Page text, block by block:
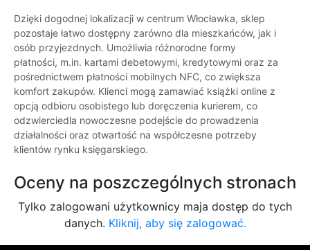
Dzięki dogodnej lokalizacji w centrum Włocławka, sklep
pozostaje łatwo dostępny zarówno dla mieszkańców, jak i
osób przyjezdnych. Umożliwia różnorodne formy
płatności, m.in. kartami debetowymi, kredytowymi oraz za
pośrednictwem płatności mobilnych NFC, co zwiększa
komfort zakupów. Klienci mogą zamawiać książki online z
opcją odbioru osobistego lub doręczenia kurierem, co
odzwierciedla nowoczesne podejście do prowadzenia
działalności oraz otwartość na współczesne potrzeby
klientów rynku księgarskiego.
Oceny na poszczególnych stronach
Tylko zalogowani użytkownicy maja dostęp do tych
danych. Kliknij, aby się zalogować.